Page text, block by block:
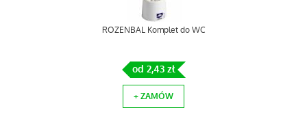
ROZENBAL Komplet do WC
od 2,43 zł
+ ZAMÓW